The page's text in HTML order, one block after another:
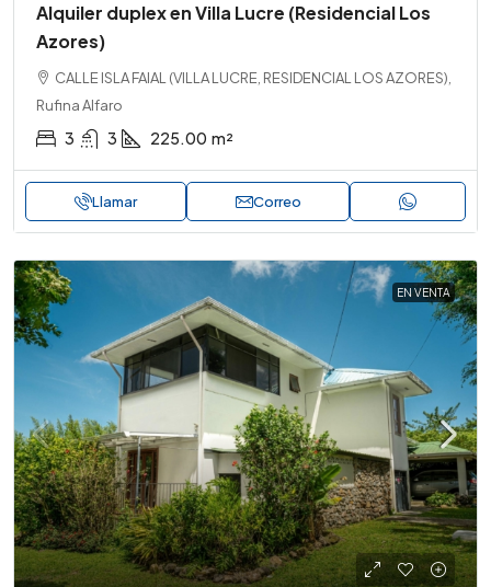
Alquiler duplex en Villa Lucre (Residencial Los
Azores)
CALLE ISLA FAIAL (VILLA LUCRE, RESIDENCIAL LOS AZORES),
Rufina Alfaro
3 3 225.00 m²
Llamar Correo
EN VENTA